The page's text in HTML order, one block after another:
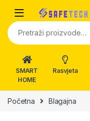
Pretraži:
SMART
HOME
Rasvjeta
Početna Blagajna